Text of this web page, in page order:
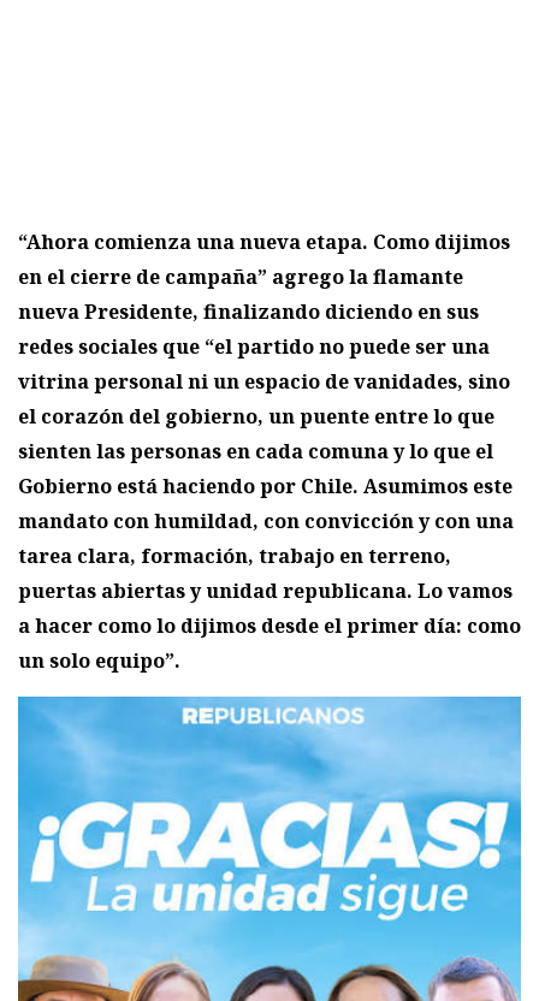
“Ahora comienza una nueva etapa. Como dijimos
en el cierre de campaña” agrego la flamante
nueva Presidente, finalizando diciendo en sus
redes sociales que “el partido no puede ser una
vitrina personal ni un espacio de vanidades, sino
el corazón del gobierno, un puente entre lo que
sienten las personas en cada comuna y lo que el
Gobierno está haciendo por Chile. Asumimos este
mandato con humildad, con convicción y con una
tarea clara, formación, trabajo en terreno,
puertas abiertas y unidad republicana. Lo vamos
a hacer como lo dijimos desde el primer día: como
un solo equipo”.